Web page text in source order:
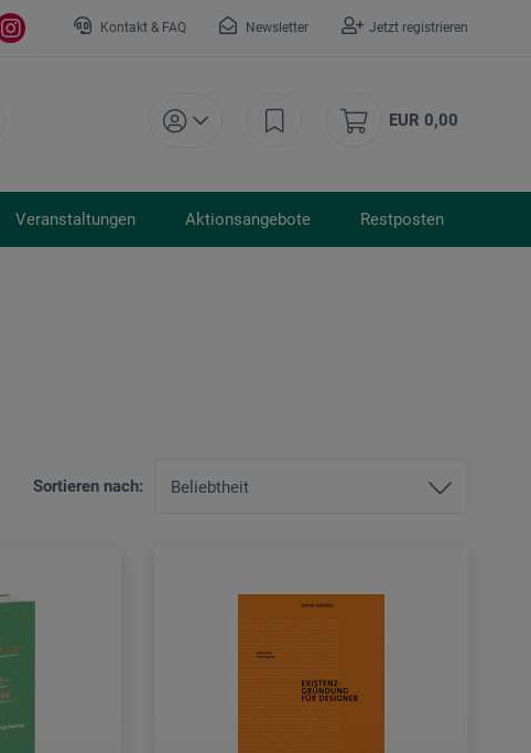
Kontakt & FAQ Newsletter Jetzt registrieren
EUR 0,00
Veranstaltungen Aktionsangebote Restposten
Sortieren nach: